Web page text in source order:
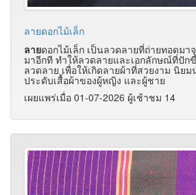
ลายดอกไม้เล็ก
ลายดอกไม้เล็ก เป็นลวดลายที่ถ่ายทอดมา
มาอีกที ทำให้ลวดลายและเอกลักษณ์ที่ปัก
ลวดลาย เพื่อให้เกิดลายผ้าที่สวยงาม นิย
ประดับเสื้อผ้าของผู้หญิง และผู้ชาย
เผยแพร่เมื่อ 01-07-2026 ผู้เช้าชม 14